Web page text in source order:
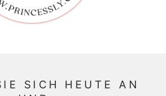
SICH HEUTE AN